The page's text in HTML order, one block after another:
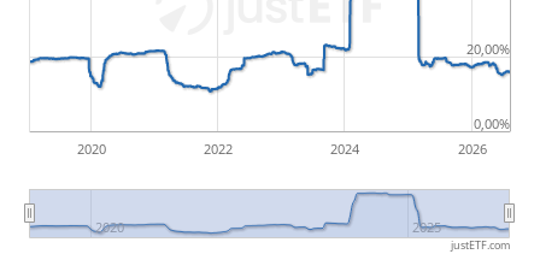
2020 2022 2024 2026
2020 2025
0,00%
20,00%
justETF.com